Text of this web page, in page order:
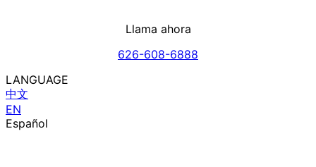
Llama ahora
626-608-6888
LANGUAGE
中文
EN
Español